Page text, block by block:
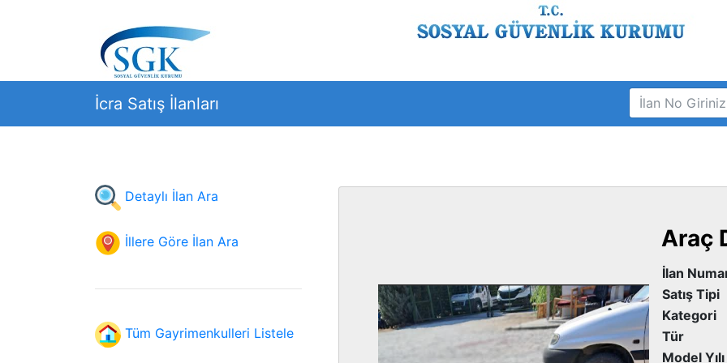
İcra Satış İlanları
Detaylı İlan Ara
İllere Göre İlan Ara
Tüm Gayrimenkulleri Listele
Araç
İlan
Satış
Kategori
Tür
Model